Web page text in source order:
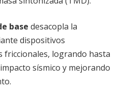
base desacopla la
dispositivos
friccionales, logrando hasta
sísmico y mejorando